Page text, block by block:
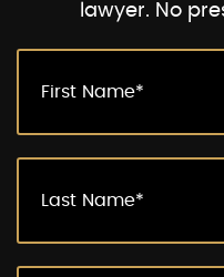
lawyer. No